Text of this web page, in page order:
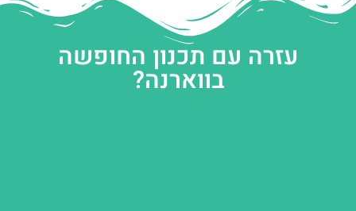
עזרה עם תכנון החופשה
בווארנה?